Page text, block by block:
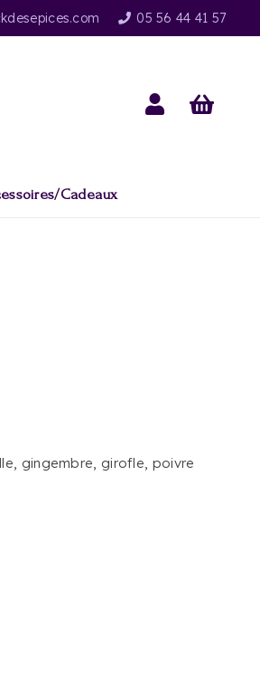
05 56 44 41 57
Cadeaux
gingembre, girofle, poivre